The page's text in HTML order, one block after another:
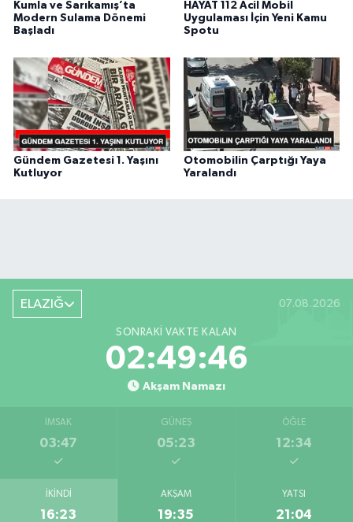
Kumla ve Sarıkamış’ta
Modern Sulama Dönemi
Başladı
HAYAT 112 Acil Mobil
Uygulaması İçin Yeni Kamu
Spotu
Gündem Gazetesi 1. Yaşını
Kutluyor
Otomobilin Çarptığı Yaya
Yaralandı
ELAZIĞ 07.08.2026
SONRAKI VAKTE KALAN
02:49:45
Akşam Namazı
İMSAK
03:47
GÜNEŞ
05:23
ÖĞLE
12:34
İKINDI
16:23
AKŞAM
19:35
YATSI
21:04